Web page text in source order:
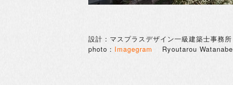
設計：マスプラスデザイン一級建築士事務所
photo： Imagegram Ryoutarou Watanabe